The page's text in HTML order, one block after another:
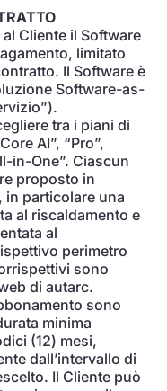
Cliente il Software
limitato
Il Software è
Software-as-
tra i piani di
AI”, “Pro”,
in-One”. Ciascun
proposto in
in particolare una
al riscaldamento e
al
perimetro
sono
di autarc.
sono
minima
(12) mesi,
dall’intervallo di
Il Cliente può